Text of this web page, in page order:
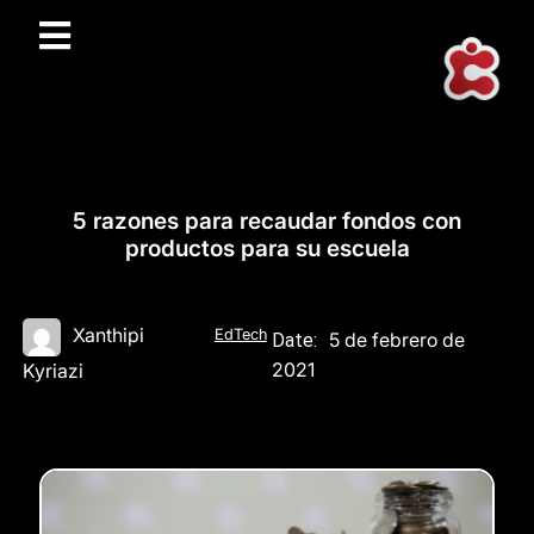
5 razones para recaudar fondos con
productos para su escuela
Xanthipi
Kyriazi
EdTech Date:
5 de febrero de
2021